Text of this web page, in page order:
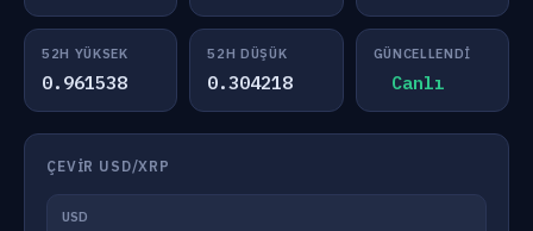
52H YÜKSEK
0.961538
52H DÜŞÜK
0.304218
GÜNCELLENDI
Canlı
ÇEVIR USD/XRP
USD